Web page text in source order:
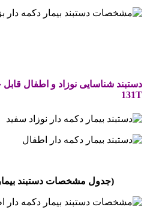
دستبند شناسایی نوزاد و اطفال
131T
(جدول مشخصات دستبند